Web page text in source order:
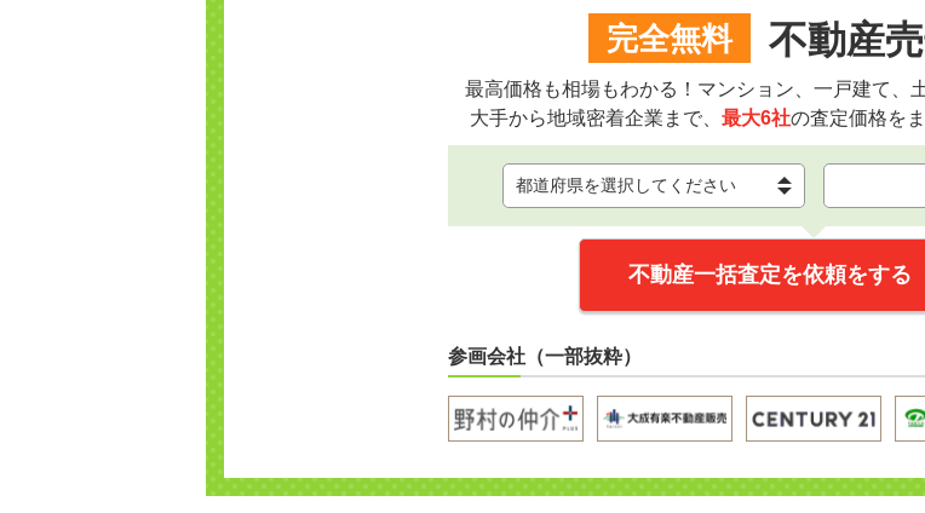
完全無料 不動産
最高価格も相場もわかる！マンション、一戸建て、
大手から地域密着企業まで、 最大6社の査定価格を
不動産一括査定を依頼をする
参画会社（一部抜粋）